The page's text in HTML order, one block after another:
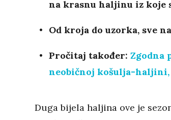
na krasnu haljinu iz koje
Od kroja do uzorka, sve
Pročitaj također: Zgodna
neobičnoj košulja-haljini,
Duga bijela haljina ove je